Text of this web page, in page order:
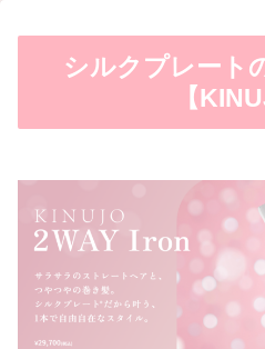
シルクプレート
【